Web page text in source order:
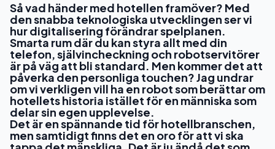
Så vad händer med hotellen framöver? Med
den snabba teknologiska utvecklingen ser vi
hur digitalisering förändrar spelplanen.
Smarta rum där du kan styra allt med din
telefon, självincheckning och robotservitörer
är på väg att bli standard. Men kommer det att
påverka den personliga touchen? Jag undrar
om vi verkligen vill ha en robot som berättar om
hotellets historia istället för en människa som
delar sin egen upplevelse.
Det är en spännande tid för hotellbranschen,
men samtidigt finns det en oro för att vi ska